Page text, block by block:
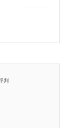
判